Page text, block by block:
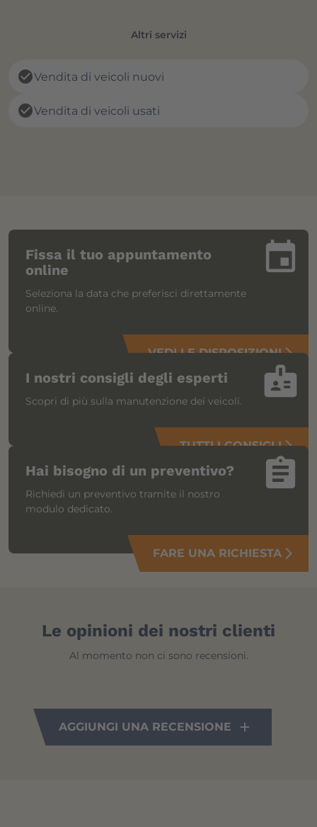
Altri servizi
check_circleVendita di veicoli nuovi
check_circleVendita di veicoli usati
insert_invitation
Fissa il tuo appuntamento
online
Seleziona la data che preferisci direttamente
online.
VEDI LE DISPOSIZIONIarrow_forward_ios
badge
I nostri consigli degli esperti
Scopri di più sulla manutenzione dei veicoli.
TUTTI I CONSIGLIarrow_forward_ios
assignment
Hai bisogno di un preventivo?
Richiedi un preventivo tramite il nostro
modulo dedicato.
FARE UNA RICHIESTA arrow_forward_ios
Le opinioni dei nostri clienti
Al momento non ci sono recensioni.
AGGIUNGI UNA RECENSIONE